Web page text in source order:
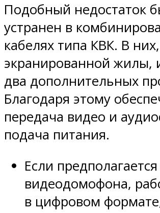
Подобный недостаток
устранен в
кабелях типа КВК. В
экранированной жилы,
два дополнительных
Благодаря этому
передача видео и
подача питания.
Если
видеодомофона,
в цифровом